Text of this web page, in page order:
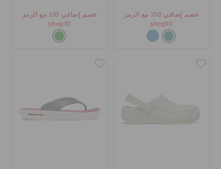
الطلبيات المرتجعة
خصم إضافي 10٪ مع الرمز
shop10
خصم إضافي 10٪ مع الرمز
shop10